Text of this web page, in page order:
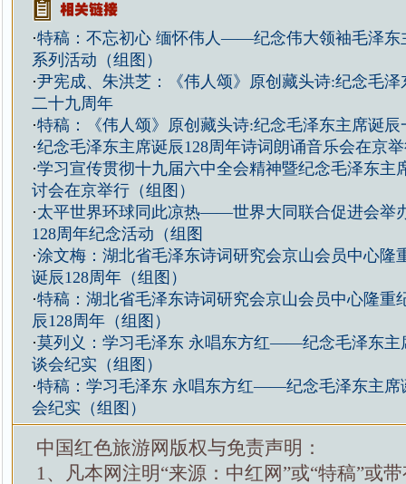
·特稿：不忘初心 缅怀伟人——纪念伟大领袖毛泽东
系列活动（组图）
·尹宪成、朱洪芝：《伟人颂》原创藏头诗:纪念毛泽
二十九周年
·特稿：《伟人颂》原创藏头诗:纪念毛泽东主席诞辰
·纪念毛泽东主席诞辰128周年诗词朗诵音乐会在京
·学习宣传贯彻十九届六中全会精神暨纪念毛泽东主
讨会在京举行（组图）
·太平世界环球同此凉热——世界大同联合促进会举
128周年纪念活动（组图
·涂文梅：湖北省毛泽东诗词研究会京山会员中心隆
诞辰128周年（组图）
·特稿：湖北省毛泽东诗词研究会京山会员中心隆重
辰128周年（组图）
·莫列义：学习毛泽东 永唱东方红——纪念毛泽东主
谈会纪实（组图）
·特稿：学习毛泽东 永唱东方红——纪念毛泽东主席
会纪实（组图）
中国红色旅游网版权与免责声明：
1、凡本网注明“来源：中红网”或“特稿”或